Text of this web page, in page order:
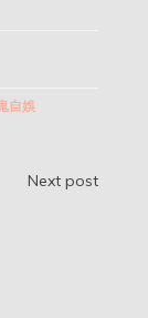
自娛
Next post